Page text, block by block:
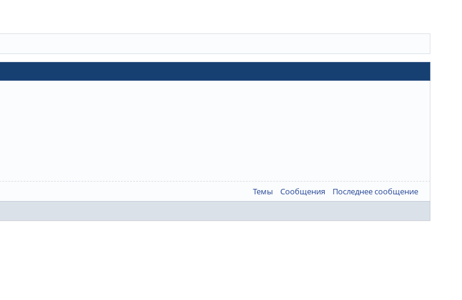
Темы Сообщения Последнее сообщение